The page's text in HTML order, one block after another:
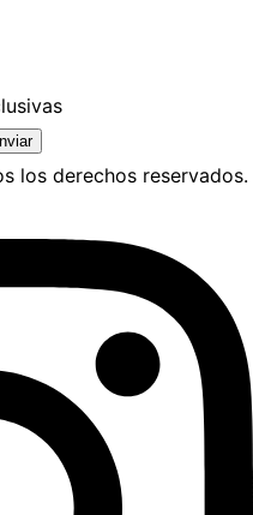
los derechos reservados.